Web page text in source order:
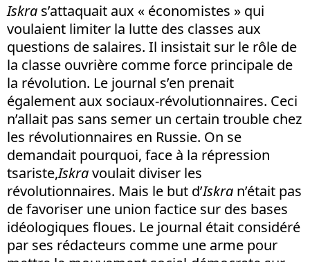
Iskra s’attaquait aux « économistes » qui
voulaient limiter la lutte des classes aux
questions de salaires. Il insistait sur le rôle de
la classe ouvrière comme force principale de
la révolution. Le journal s’en prenait
également aux sociaux-révolutionnaires. Ceci
n’allait pas sans semer un certain trouble chez
les révolutionnaires en Russie. On se
demandait pourquoi, face à la répression
tsariste,Iskravoulait diviser les
révolutionnaires. Mais le but d’Iskra n’était pas
de favoriser une union factice sur des bases
idéologiques floues. Le journal était considéré
par ses rédacteurs comme une arme pour